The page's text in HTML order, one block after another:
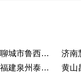
聊城市鲁西老年护养院
福建泉州泰康之家鲤园